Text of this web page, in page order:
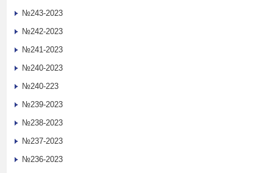
№243-2023
№242-2023
№241-2023
№240-2023
№240-223
№239-2023
№238-2023
№237-2023
№236-2023